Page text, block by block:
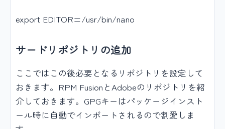
export EDITOR=/usr/bin/nano
サードリポジトリの追加
ここではこの後必要となるリポジトリを設定して
おきます。RPM FusionとAdobeのリポジトリを紹
介しておきます。GPGキーはパッケージインスト
ール時に自動でインポートされるので割愛しま